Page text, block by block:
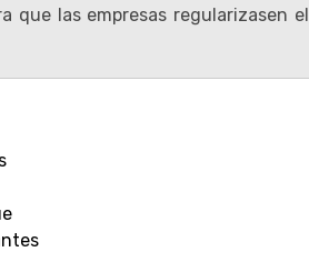
que las empresas regularizasen el